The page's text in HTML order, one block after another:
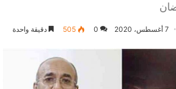
7 أغسطس، 2020 0
505 دقيقة واحدة